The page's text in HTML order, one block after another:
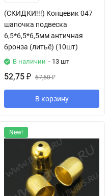
(СКИДКИ!!!) Концевик 047
шапочка подвеска
6,5*6,5*6,5мм античная
бронза (литьё) (10шт)
В наличии - 13 шт
52,75 ₽ 67,50₽
В корзину
New!